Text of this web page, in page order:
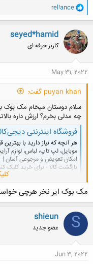
و
ا
ک
ن
ش
ه
ا
rel!ance
seyed*hamid
کاربر حرفه ای
May 31, 2022
puyan khan گفت:
سلام دوستان میخام مک بوک
چه مدلی بخرم؟ ارزش داره
فروشگاه اینترنتی
هر آنچه که نیاز دارید با
موبایل، لپ تاپ، لباس، لوازم
امکان تعویض و مرجوعی آسان
بازگشت کالا - برای خرید کلیک
این مدل نظرتون چیه؟
مک بوک ایر نخر هرچی
S
shieun
عضو جدید
Jun 3, 2022